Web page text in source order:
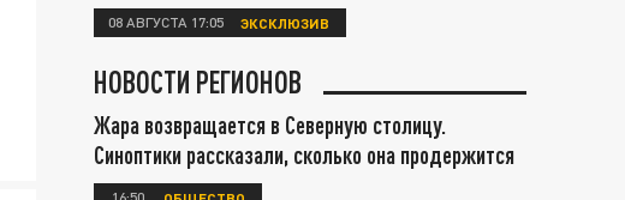
08 АВГУСТА 17:05 ЭКСКЛЮЗИВ
НОВОСТИ РЕГИОНОВ
Жара возвращается в Северную столицу.
Синоптики рассказали, сколько она продержится